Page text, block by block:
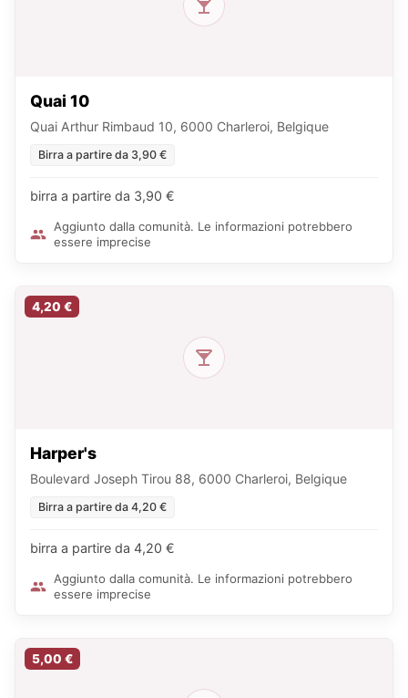
Quai 10
Quai Arthur Rimbaud 10, 6000 Charleroi, Belgique
Birra a partire da 3,90 €
birra a partire da 3,90 €
Aggiunto dalla comunità. Le informazioni potrebbero
essere imprecise
4,20 €
Harper's
Boulevard Joseph Tirou 88, 6000 Charleroi, Belgique
Birra a partire da 4,20 €
birra a partire da 4,20 €
Aggiunto dalla comunità. Le informazioni potrebbero
essere imprecise
5,00 €